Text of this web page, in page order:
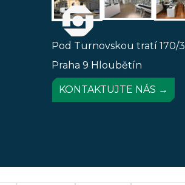
Pod Turnovskou tratí 170/3
Praha 9 Hloubětín
KONTAKTUJTE NÁS →